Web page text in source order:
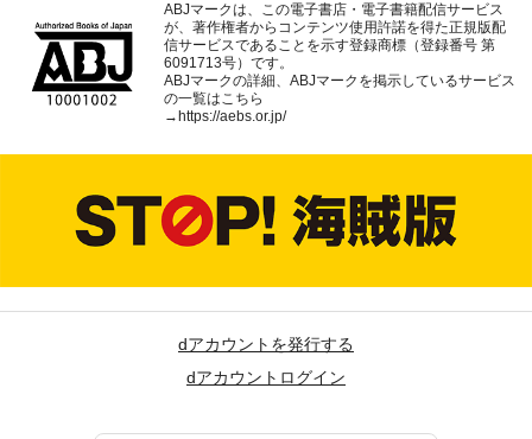
ABJマークは、この電子書店・電子書籍配信サービス
が、著作権者からコンテンツ使用許諾を得た正規版配
信サービスであることを示す登録商標（登録番号 第
6091713号）です。
ABJマークの詳細、ABJマークを掲示しているサービス
の一覧はこちら
→ https://aebs.or.jp/
dアカウントを発行する
dアカウントログイン